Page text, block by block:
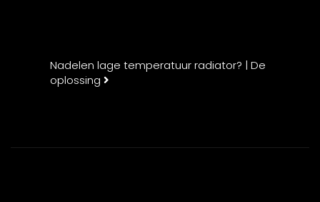
Nadelen lage temperatuur radiator? | De
oplossing